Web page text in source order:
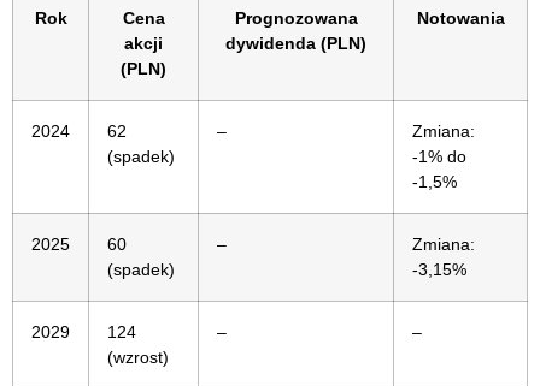
Rok
Cena
akcji
(PLN)
Prognozowana
dywidenda (PLN)
Notowania
2024
62
(spadek)
–
Zmiana:
-1% do
-1,5%
2025
60
(spadek)
–
Zmiana:
-3,15%
2029
124
(wzrost)
– –